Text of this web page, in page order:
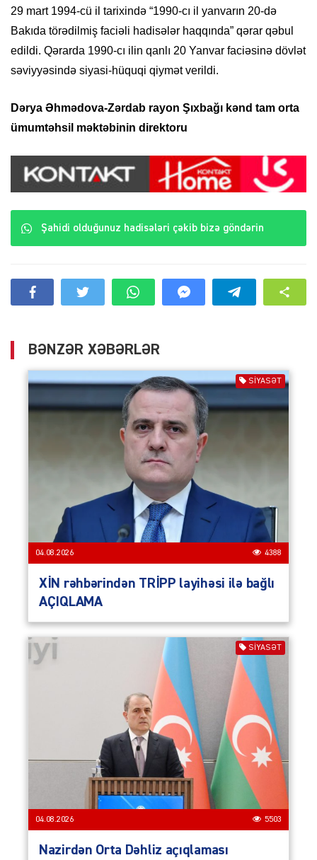
29 mart 1994-cü il tarixində “1990-cı il yanvarın 20-də
Bakıda törədilmiş faciəli hadisələr haqqında” qərar qəbul
edildi. Qərarda 1990-cı ilin qanlı 20 Yanvar faciəsinə dövlət
səviyyəsində siyasi-hüquqi qiymət verildi.
Dərya Əhmədova-Zərdab rayon Şıxbağı kənd tam orta
ümumtəhsil məktəbinin direktoru
Şahidi olduğunuz hadisələri çəkib bizə göndərin
BƏNZƏR XƏBƏRLƏR
SIYASƏT
04.08.2026 4388
XİN rəhbərindən TRİPP layihəsi ilə bağlı
AÇIQLAMA
SIYASƏT
04.08.2026 5503
Nazirdən Orta Dəhliz açıqlaması